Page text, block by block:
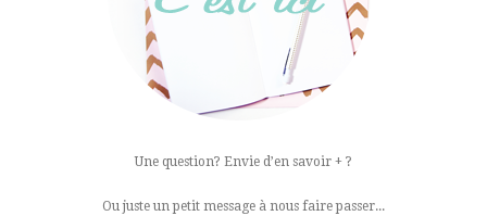
Une question? Envie d’en savoir + ?
Ou juste un petit message à nous faire passer...